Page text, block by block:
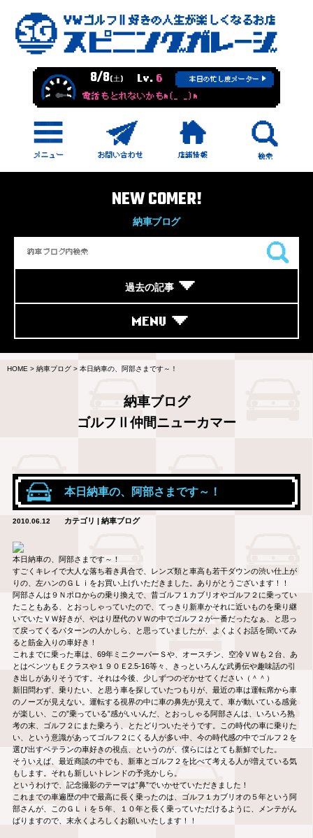
8/8(土) Lv. 6 本日の忙し度メーター
電話もとれないかもm(_ _)m
NEW COMER!
納車ブログ
過去の記事
MENU
HOME > 納車ブログ > 本日納車の、阿部さまです～！
納車ブログ
ゴルフⅡ仲間ニューカマー
本日納車の、阿部さまです～！
2010.06.12 カテゴリ | 納車ブログ
本日納車の、阿部さまです～！
すごくキレイで大人な落ち着き具合で、レンズ類と車高も若干ダウンの渋い仕上が
りの、左ハンのＧＬｉをお買い上げいただきました。ありがとうございます！！
阿部さんは９Ｎポロからの乗り換えで、昔ゴルフ１カブリオやゴルフ２に乗ってい
たこともある、とおっしゃっていたので、てっきり新車かそれに近いものを乗り継
いでいたＶＷ好きが、やはり歴代のＶＷの中でゴルフ２が一番だったなぁ、と思っ
て戻ってくるパターンの人かしら、と思っていましたが、よくよくお話を聞いてみ
ると筋金入りの車好き！
これまでに乗った車は、69年ミニクーパーＳや、オースチン、空冷ＶＷも２台、あ
とはベンツもＥクラスや１９０Ｅ2.5-16等々、きっといろんな武勇伝や趣味話の引
き出しがありそうです。それは今後、少しずつのぞかせてください（＾＾）
新旧問わず、乗りたい、と思う車を探していたつもりが、最近の車は運転席から車
のノーズが見えない。運転する視界の中に車の鼻先が見えて、車が動いている感覚
が楽しい、この”乗っている”感がいいんだ、とおっしゃる阿部さんは、いろいろ熟
考の末、ゴルフ２にまた乗ろう、とたどりついたそうです。この時代の車に乗りた
い、という意識があってゴルフ２にくる人が多い中、今の時代感の中でゴルフ２を
選び出すベテランの車好きの視点、というのが、僕らにはとても新鮮でした。
そういえば、最近商談の中でも、新車とゴルフ２を比べて考える人が増えている気
もします。それも新しいトレンドの予兆かしら。
というわけで、記念撮影のテーマは”鼻”でいかせていただきました！
これまでの車遍歴の中で最高に長く乗ったのは、ゴルフ１カブリオの５年という阿
部さんが、このＧＬｉを５年、１０年と長く乗っていただけるように、メンテがん
ばりますので、末永くよろしくお願いいたします！！